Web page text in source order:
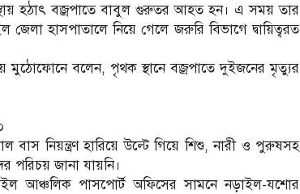
হঠাৎ বজ্রপাতে বাবুল গুরুতর আহত হন। এ সময় তার
হাসপাতালে নিয়ে গেলে জরুরি বিভাগে দ্বায়িত্বরত
মুঠোফোনে বলেন, পৃথক স্থানে বজ্রপাতে দুইজনের মৃত্যুর
নিয়ন্ত্রণ হারিয়ে উল্টে গিয়ে শিশু, নারী ও পুরুষসহ
জানা যায়নি।
আঞ্চলিক পাসপোর্ট অফিসের সামনে নড়াইল-যশোর